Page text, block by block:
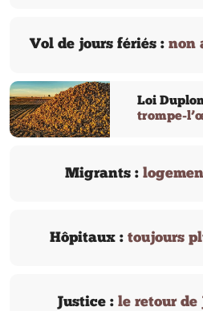
Vol de jours fériés : non
Loi
trompe-
Migrants :
Hôpitaux : toujours
Justice : le retour de